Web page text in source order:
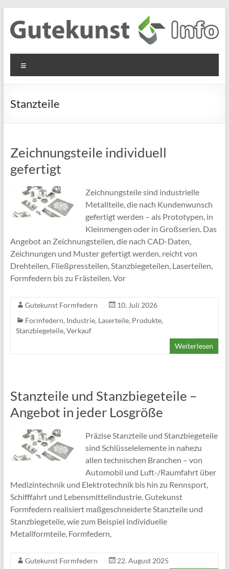
Inhalt
springen
Gutekunst
Formfedern
GmbH
Informationen
Flachmaterial
Stanzteile
Zeichnungsteile individuell
gefertigt
Zeichnungsteile sind industrielle
Metallteile, die nach Kundenwunsch
gefertigt werden – als Prototypen, in
Kleinmengen oder in Großserien. Das
Angebot an Zeichnungsteilen, die nach CAD-Daten,
Zeichnungen und Muster gefertigt werden, reicht von
Drehteilen, Fließpressteilen, Stanzbiegeteilen, Laserteilen,
Formfedern bis zu Frästeilen. Vor
Gutekunst Formfedern
10. Juli 2026
Formfedern, Industrie, Laserteile, Produkte,
Stanzbiegeteile, Verkauf
Weiterlesen
Stanzteile und Stanzbiegeteile –
Angebot in jeder Losgröße
Präzise Stanzteile und Stanzbiegeteile
sind Schlüsselelemente in nahezu
allen technischen Branchen – von
Automobil und Luft-/Raumfahrt über
Medizintechnik und Elektrotechnik bis hin zu Rennsport,
Schifffahrt und Lebensmittelindustrie. Gutekunst
Formfedern realisiert maßgeschneiderte Stanzteile und
Stanzbiegeteile, wie zum Beispiel individuelle
Metallformteile, Formfedern,
Gutekunst Formfedern
22. August 2025